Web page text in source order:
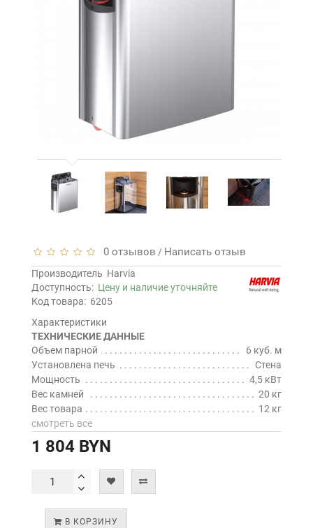
0 отзывов / Написать отзыв
Производитель Harvia
Доступность: Цену и наличие уточняйте
Код товара: 6205
Характеристики
ТЕХНИЧЕСКИЕ ДАННЫЕ
Объем парной
6 куб. м
Установлена печь
Стена
Мощность
4,5 кВт
Вес камней
20 кг
Вес товара
12 кг
смотреть все
1 804 BYN
В КОРЗИНУ